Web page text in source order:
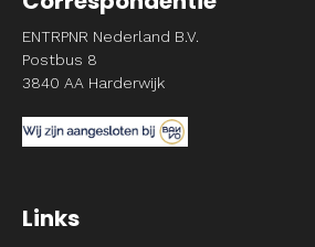
ENTRPNR Nederland B.V.
Postbus 8
3840 AA Harderwijk
Links